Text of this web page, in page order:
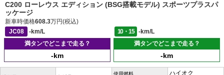
C200 ローレウス エディション (BSG搭載モデル) スポーツプラスパ
ッケージ
新車時価格608.3万円(税込)
JC08
-km/L 10・15
-km/L
満タンでどこまで走る？
-km
満タンでどこまで走る？
-km
使用燃料
ハイオク